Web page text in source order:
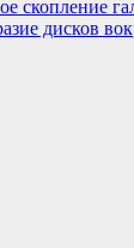
скопление
дисков